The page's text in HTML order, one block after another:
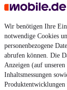
Wir benötigen Ihre
notwendige Cookies
personenbezogene
abrufen können. Die
Anzeigen (auf
Inhaltsmessungen
¹MwSt. ausweisbar